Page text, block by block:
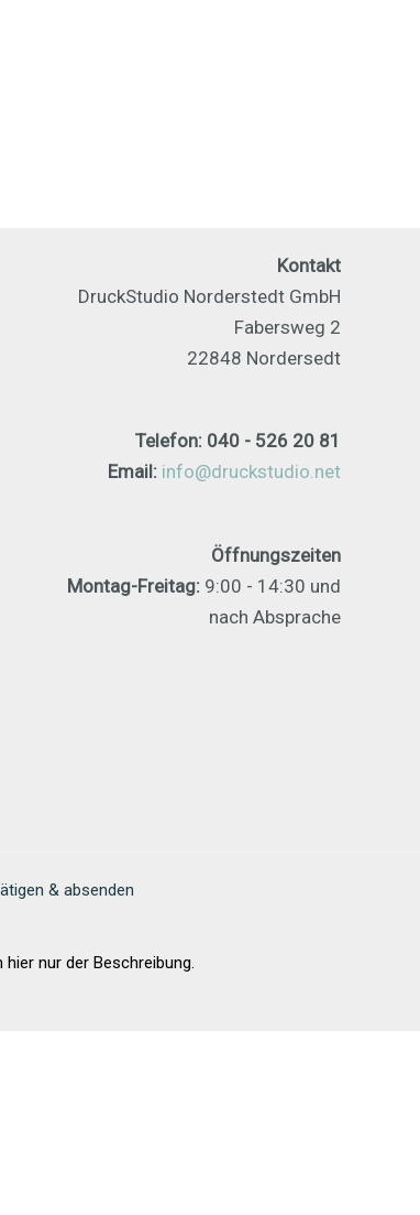
Kontakt
DruckStudio Norderstedt GmbH
Fabersweg 2
22848 Nordersedt
Telefon: 040 - 526 20 81
Email: info@druckstudio.net
Öffnungszeiten
Montag-Freitag: 9:00 - 14:30 und
nach Absprache
& absenden
nur der Beschreibung.